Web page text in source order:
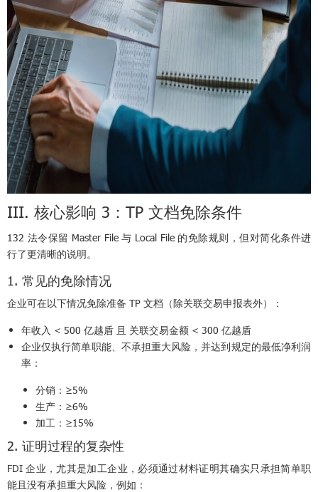
III. 核心影响 3：TP 文档免除条件
132 法令保留 Master File 与 Local File 的免除规则，但对简化条件进
行了更清晰的说明。
1. 常见的免除情况
企业可在以下情况免除准备 TP 文档（除关联交易申报表外）：
年收入 < 500 亿越盾 且 关联交易金额 < 300 亿越盾
企业仅执行简单职能、不承担重大风险，并达到规定的最低净利润
率：
分销：≥5%
生产：≥6%
加工：≥15%
2. 证明过程的复杂性
FDI 企业，尤其是加工企业，必须通过材料证明其确实只承担简单职
能且没有承担重大风险，例如：